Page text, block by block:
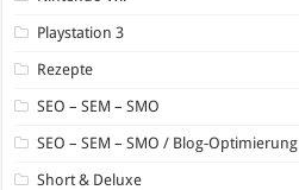
Playstation 3
Rezepte
SEO – SEM – SMO
SEO – SEM – SMO / Blog-Optimierung
Short & Deluxe